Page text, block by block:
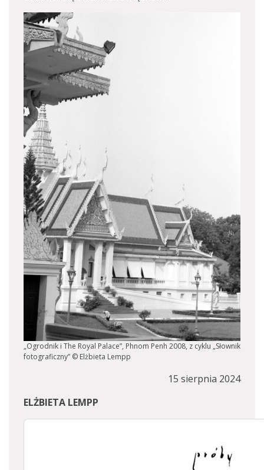
„Ogrodnik i The Royal Palace”, Phnom Penh 2008, z cyklu „Słownik
fotograficzny” © Elżbieta Lempp
15 sierpnia 2024
ELŻBIETA LEMPP